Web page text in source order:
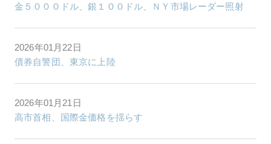
金５０００ドル、銀１００ドル、ＮＹ市場レーダー照射
2026年01月22日
債券自警団、東京に上陸
2026年01月21日
高市首相、国際金価格を揺らす